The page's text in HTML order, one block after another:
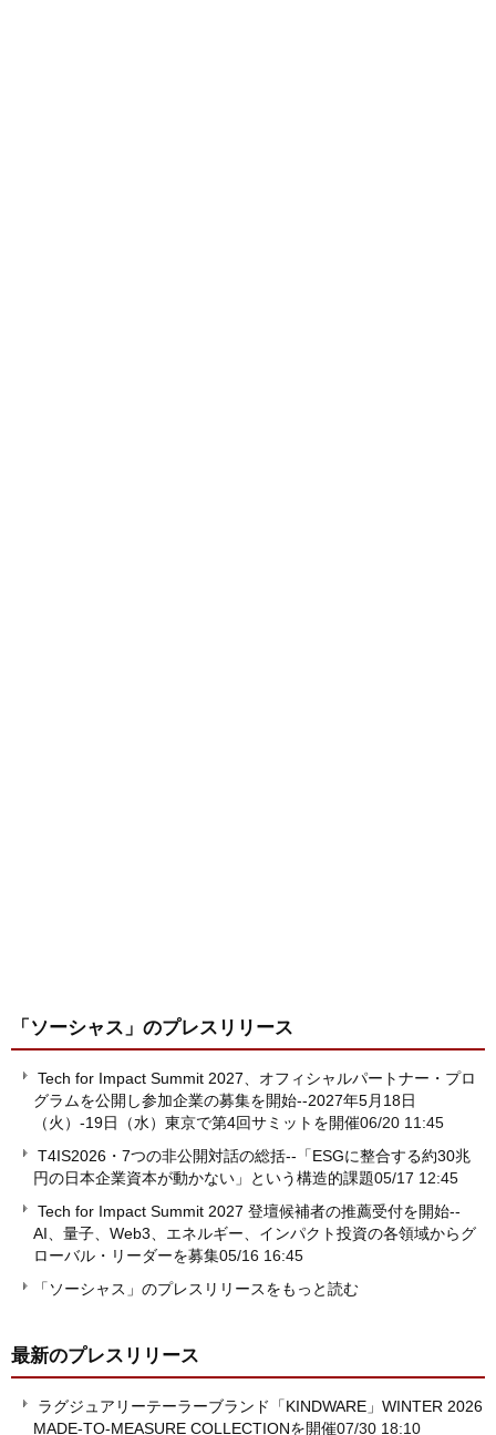
「ソーシャス」 のプレスリリース
Tech for Impact Summit 2027、オフィシャルパートナー・プロ
グラムを公開し参加企業の募集を開始--2027年5月18日
（火）-19日（水）東京で第4回サミットを開催06/20 11:45
T4IS2026・7つの非公開対話の総括--「ESGに整合する約30兆
円の日本企業資本が動かない」という構造的課題05/17 12:45
Tech for Impact Summit 2027 登壇候補者の推薦受付を開始--
AI、量子、Web3、エネルギー、インパクト投資の各領域からグ
ローバル・リーダーを募集05/16 16:45
「ソーシャス」のプレスリリースをもっと読む
最新のプレスリリース
ラグジュアリーテーラーブランド「KINDWARE」WINTER 2026
MADE-TO-MEASURE COLLECTIONを開催07/30 18:10